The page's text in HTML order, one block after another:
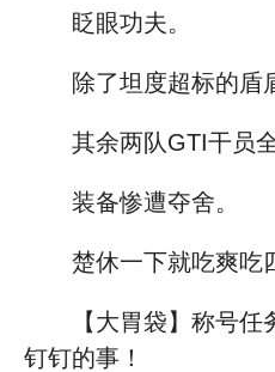
眨眼功夫。
除了坦度超标的盾
其余两队GTI干员
装备惨遭夺舍。
楚休一下就吃爽吃
【大胃袋】称号
钉钉的事！